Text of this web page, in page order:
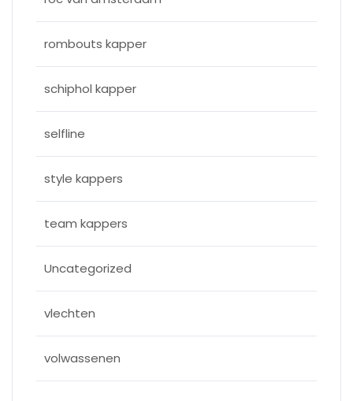
rombouts kapper
schiphol kapper
selfline
style kappers
team kappers
Uncategorized
vlechten
volwassenen